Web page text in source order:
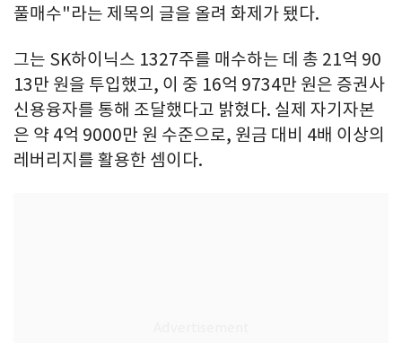
풀매수"라는 제목의 글을 올려 화제가 됐다.
그는 SK하이닉스 1327주를 매수하는 데 총 21억 90
13만 원을 투입했고, 이 중 16억 9734만 원은 증권사
신용융자를 통해 조달했다고 밝혔다. 실제 자기자본
은 약 4억 9000만 원 수준으로, 원금 대비 4배 이상의
레버리지를 활용한 셈이다.